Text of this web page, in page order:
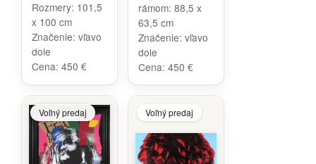
Rozmery: 101,5
x 100 cm
Značenie: vľavo
dole
Cena: 450 €
rámom: 88,5 x
63,5 cm
Značenie: vľavo
dole
Cena: 450 €
Voľný predaj Voľný predaj